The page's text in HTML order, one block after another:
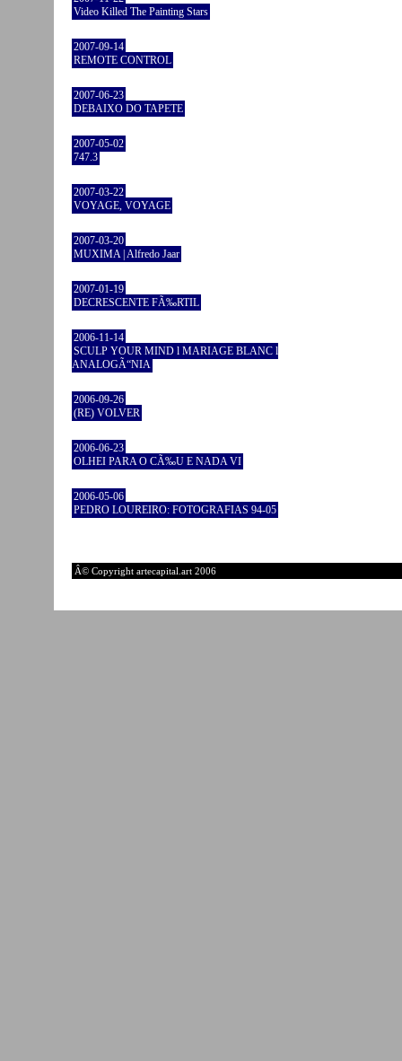
Video Killed The Painting Stars
2007-09-14
REMOTE CONTROL
2007-06-23
DEBAIXO DO TAPETE
2007-05-02
747.3
2007-03-22
VOYAGE, VOYAGE
2007-03-20
MUXIMA | Alfredo Jaar
2007-01-19
DECRESCENTE FÃ‰RTIL
2006-11-14
SCULP YOUR MIND l MARIAGE BLANC l
ANALOGÃ“NIA
2006-09-26
(RE) VOLVER
2006-06-23
OLHEI PARA O CÃ‰U E NADA VI
2006-05-06
PEDRO LOUREIRO: FOTOGRAFIAS 94-05
Â© Copyright artecapital.art 2006